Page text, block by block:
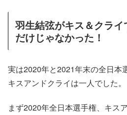
羽生結弦がキス＆クラ
だけじゃなかった！
実は2020年と2021年末の全日本
キスアンドクライは一人でした。
まず2020年全日本選手権、キス